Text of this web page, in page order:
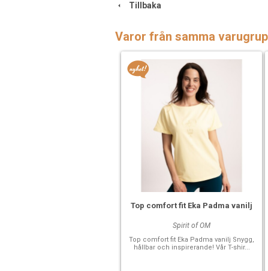
Tillbaka
Varor från samma
Top comfort fit Eka Padma vanilj
Spirit of OM
Top comfort fit Eka Padma vanilj Snygg,
hållbar och inspirerande! Vår T-shir...